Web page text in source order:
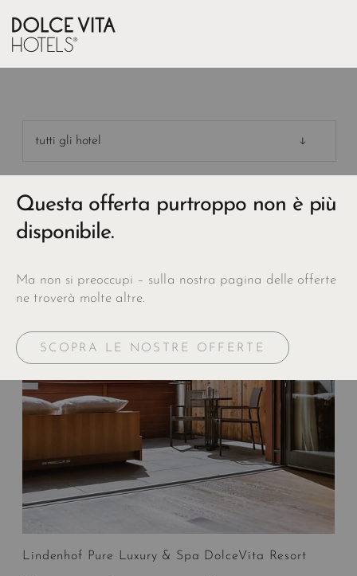
tutti gli hotel
Lindenhof Pure Luxury & Spa DolceVita Resort
Questa offerta purtroppo non è più
disponibile.
Ma non si preoccupi – sulla nostra pagina delle offerte
ne troverà molte altre.
SCOPRA LE NOSTRE OFFERTE